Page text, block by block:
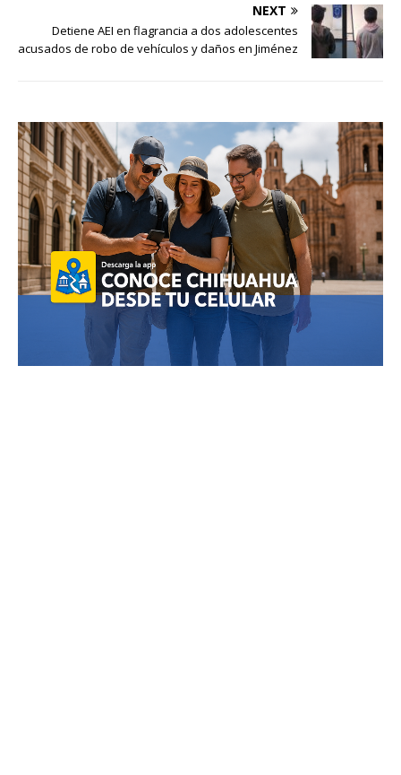
NEXT
Detiene AEI en flagrancia a dos adolescentes
acusados de robo de vehículos y daños en Jiménez